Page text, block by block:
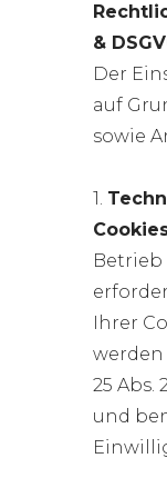
&
Der
auf
sowie
1.
Betrieb
Ihrer
werden
25 Abs.
und